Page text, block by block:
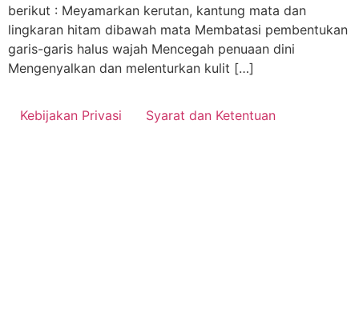
berikut : Meyamarkan kerutan, kantung mata dan
lingkaran hitam dibawah mata Membatasi pembentukan
garis-garis halus wajah Mencegah penuaan dini
Mengenyalkan dan melenturkan kulit […]
Kebijakan Privasi Syarat dan Ketentuan